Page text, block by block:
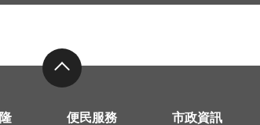
便民服務 市政資訊